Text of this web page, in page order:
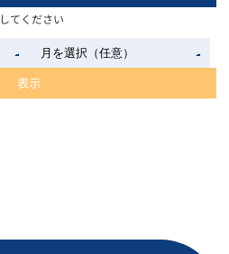
てください
表示